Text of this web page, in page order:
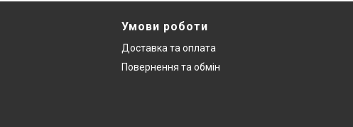
Умови роботи
Доставка та оплата
Повернення та обмін